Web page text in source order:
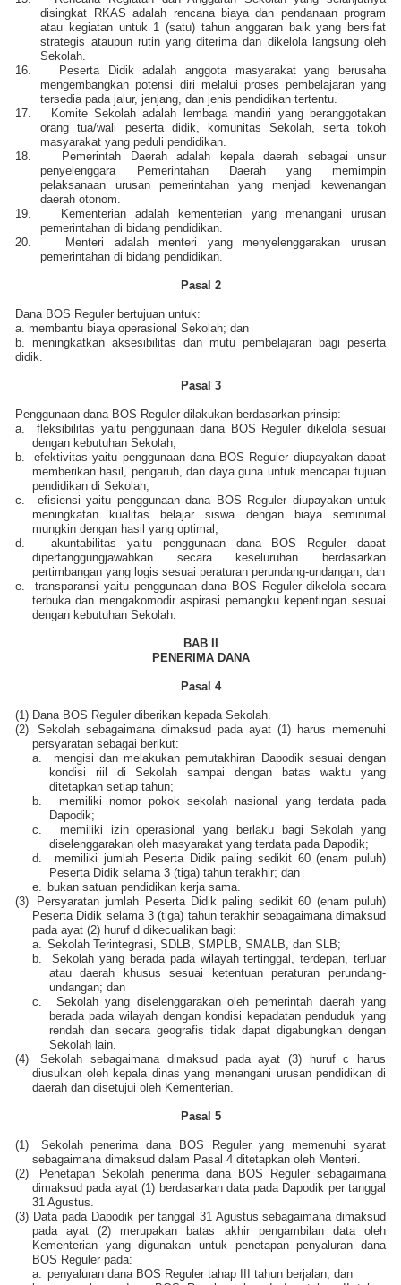
disingkat RKAS adalah rencana biaya dan pendanaan program
atau kegiatan untuk 1 (satu) tahun anggaran baik yang bersifat
strategis ataupun rutin yang diterima dan dikelola langsung oleh
Sekolah.
16.
Peserta Didik adalah anggota masyarakat yang berusaha
mengembangkan potensi diri melalui proses pembelajaran yang
tersedia pada jalur, jenjang, dan jenis pendidikan tertentu.
17.
Komite Sekolah adalah lembaga mandiri yang beranggotakan
orang tua/wali peserta didik, komunitas Sekolah, serta tokoh
masyarakat yang peduli pendidikan.
18.
Pemerintah Daerah adalah kepala daerah sebagai unsur
penyelenggara Pemerintahan Daerah yang memimpin
pelaksanaan urusan pemerintahan yang menjadi kewenangan
daerah otonom.
19.
Kementerian adalah kementerian yang menangani urusan
pemerintahan di bidang pendidikan.
20.
Menteri adalah menteri yang menyelenggarakan urusan
pemerintahan di bidang pendidikan.
Pasal 2
Dana BOS Reguler bertujuan untuk:
a. membantu biaya operasional Sekolah; dan
b. meningkatkan aksesibilitas dan mutu pembelajaran bagi peserta
didik.
Pasal 3
Penggunaan dana BOS Reguler dilakukan berdasarkan prinsip:
a.
fleksibilitas yaitu penggunaan dana BOS Reguler dikelola sesuai
dengan kebutuhan Sekolah;
b.
efektivitas yaitu penggunaan dana BOS Reguler diupayakan dapat
memberikan hasil, pengaruh, dan daya guna untuk mencapai tujuan
pendidikan di Sekolah;
c.
efisiensi yaitu penggunaan dana BOS Reguler diupayakan untuk
meningkatan kualitas belajar siswa dengan biaya seminimal
mungkin dengan hasil yang optimal;
d.
akuntabilitas yaitu penggunaan dana BOS Reguler dapat
dipertanggungjawabkan secara keseluruhan berdasarkan
pertimbangan yang logis sesuai peraturan perundang-undangan; dan
e.
transparansi yaitu penggunaan dana BOS Reguler dikelola secara
terbuka dan mengakomodir aspirasi pemangku kepentingan sesuai
dengan kebutuhan Sekolah.
BAB II
PENERIMA DANA
Pasal 4
(1) Dana BOS Reguler diberikan kepada Sekolah.
(2)
Sekolah sebagaimana dimaksud pada ayat (1) harus memenuhi
persyaratan sebagai berikut:
a.
mengisi dan melakukan pemutakhiran Dapodik sesuai dengan
kondisi riil di Sekolah sampai dengan batas waktu yang
ditetapkan setiap tahun;
b.
memiliki nomor pokok sekolah nasional yang terdata pada
Dapodik;
c.
memiliki izin operasional yang berlaku bagi Sekolah yang
diselenggarakan oleh masyarakat yang terdata pada Dapodik;
d.
memiliki jumlah Peserta Didik paling sedikit 60 (enam puluh)
Peserta Didik selama 3 (tiga) tahun terakhir; dan
e.
bukan satuan pendidikan kerja sama.
(3)
Persyaratan jumlah Peserta Didik paling sedikit 60 (enam puluh)
Peserta Didik selama 3 (tiga) tahun terakhir sebagaimana dimaksud
pada ayat (2) huruf d dikecualikan bagi:
a.
Sekolah Terintegrasi, SDLB, SMPLB, SMALB, dan SLB;
b.
Sekolah yang berada pada wilayah tertinggal, terdepan, terluar
atau daerah khusus sesuai ketentuan peraturan perundang-
undangan; dan
c.
Sekolah yang diselenggarakan oleh pemerintah daerah yang
berada pada wilayah dengan kondisi kepadatan penduduk yang
rendah dan secara geografis tidak dapat digabungkan dengan
Sekolah lain.
(4)
Sekolah sebagaimana dimaksud pada ayat (3) huruf c harus
diusulkan oleh kepala dinas yang menangani urusan pendidikan di
daerah dan disetujui oleh Kementerian.
Pasal 5
(1)
Sekolah penerima dana BOS Reguler yang memenuhi syarat
sebagaimana dimaksud dalam Pasal 4 ditetapkan oleh Menteri.
(2)
Penetapan Sekolah penerima dana BOS Reguler sebagaimana
dimaksud pada ayat (1) berdasarkan data pada Dapodik per tanggal
31 Agustus.
(3) Data pada Dapodik per tanggal 31 Agustus sebagaimana dimaksud
pada ayat (2) merupakan batas akhir pengambilan data oleh
Kementerian yang digunakan untuk penetapan penyaluran dana
BOS Reguler pada:
a.
penyaluran dana BOS Reguler tahap III tahun berjalan; dan